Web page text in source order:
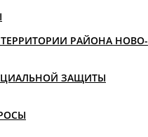
РАЙОНА НОВО-
ЗАЩИТЫ